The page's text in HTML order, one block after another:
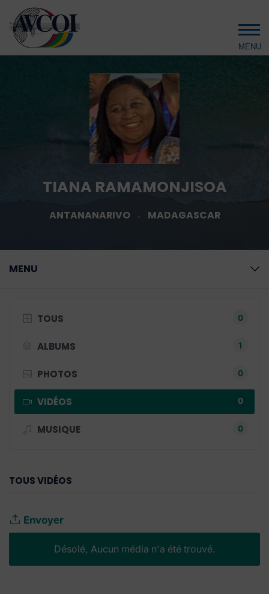
Aller au contenu principal
TIANA RAMAMONJISOA
ANTANANARIVO MADAGASCAR
MENU
TOUS 0
ALBUMS 1
PHOTOS 0
VIDÉOS 0
MUSIQUE 0
TOUS VIDÉOS
Envoyer
Désolé, Aucun média n'a été trouvé.